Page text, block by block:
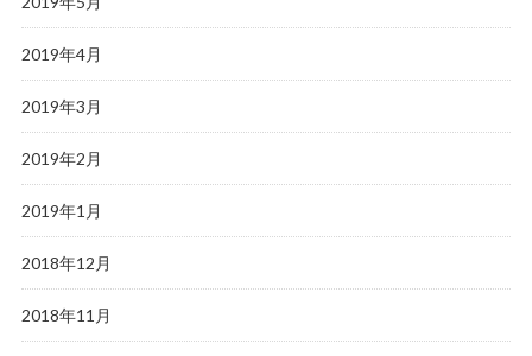
2019年4月
2019年3月
2019年2月
2019年1月
2018年12月
2018年11月